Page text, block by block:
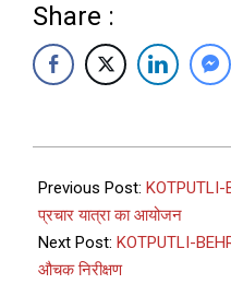
Share :
Previous Post: KOTPUTLI-
प्रचार यात्रा का आयोजन
Next Post: KOTPUTLI-
औचक निरीक्षण